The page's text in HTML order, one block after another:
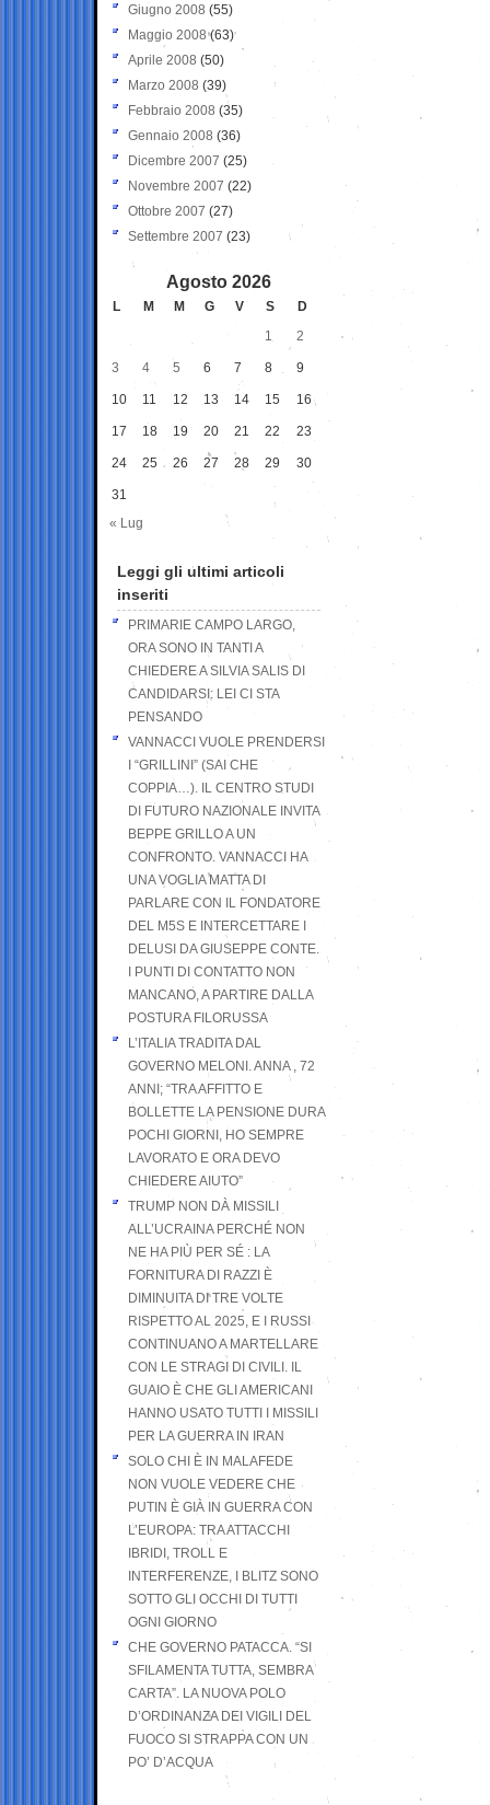
Giugno 2008 (55)
Maggio 2008(63)
Aprile 2008 (50)
Marzo 2008 (39)
Febbraio 2008 (35)
Gennaio 2008 (36)
Dicembre 2007 (25)
Novembre 2007 (22)
Ottobre 2007 (27)
Settembre 2007 (23)
Agosto 2026
L M M G V S
D
1
2
3 4 5 6 7 8 9
10 11 12 13 14 15 16
17 18 19 20 21 22 23
24 25 26 27 28 29 30
31
« Lug
Leggi gli ultimi articoli
inseriti
PRIMARIE CAMPO LARGO,
ORA SONO IN TANTI A
CHIEDERE A SILVIA SALIS DI
CANDIDARSI: LEI CI STA
PENSANDO
VANNACCI VUOLE PRENDERSI
I “GRILLINI” (SAI CHE
COPPIA…). IL CENTRO STUDI
DI FUTURO NAZIONALE INVITA
BEPPE GRILLO A UN
CONFRONTO. VANNACCI HA
UNA VOGLIA MATTA DI
PARLARE CON IL FONDATORE
DEL M5S E INTERCETTARE I
DELUSI DA GIUSEPPE CONTE.
I PUNTI DI CONTATTO NON
MANCANO, A PARTIRE DALLA
POSTURA FILORUSSA
L’ITALIA TRADITA DAL
GOVERNO MELONI. ANNA , 72
ANNI; “TRA AFFITTO E
BOLLETTE LA PENSIONE DURA
POCHI GIORNI, HO SEMPRE
LAVORATO E ORA DEVO
CHIEDERE AIUTO”
TRUMP NON DÀ MISSILI
ALL’UCRAINA PERCHÉ NON
NE HA PIÙ PER SÉ : LA
FORNITURA DI RAZZI È
DIMINUITA DI TRE VOLTE
RISPETTO AL 2025, E I RUSSI
CONTINUANO A MARTELLARE
CON LE STRAGI DI CIVILI. IL
GUAIO È CHE GLI AMERICANI
HANNO USATO TUTTI I MISSILI
PER LA GUERRA IN IRAN
SOLO CHI È IN MALAFEDE
NON VUOLE VEDERE CHE
PUTIN È GIÀ IN GUERRA CON
L’EUROPA: TRA ATTACCHI
IBRIDI, TROLL E
INTERFERENZE, I BLITZ SONO
SOTTO GLI OCCHI DI TUTTI
OGNI GIORNO
CHE GOVERNO PATACCA. “SI
SFILAMENTA TUTTA, SEMBRA
CARTA”. LA NUOVA POLO
D’ORDINANZA DEI VIGILI DEL
FUOCO SI STRAPPA CON UN
PO’ D’ACQUA